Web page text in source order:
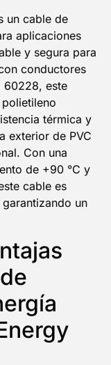
un cable de
aplicaciones
y segura para
conductores
60228, este
térmica y
exterior de PVC
Con una
de +90 °C y
cable es
un